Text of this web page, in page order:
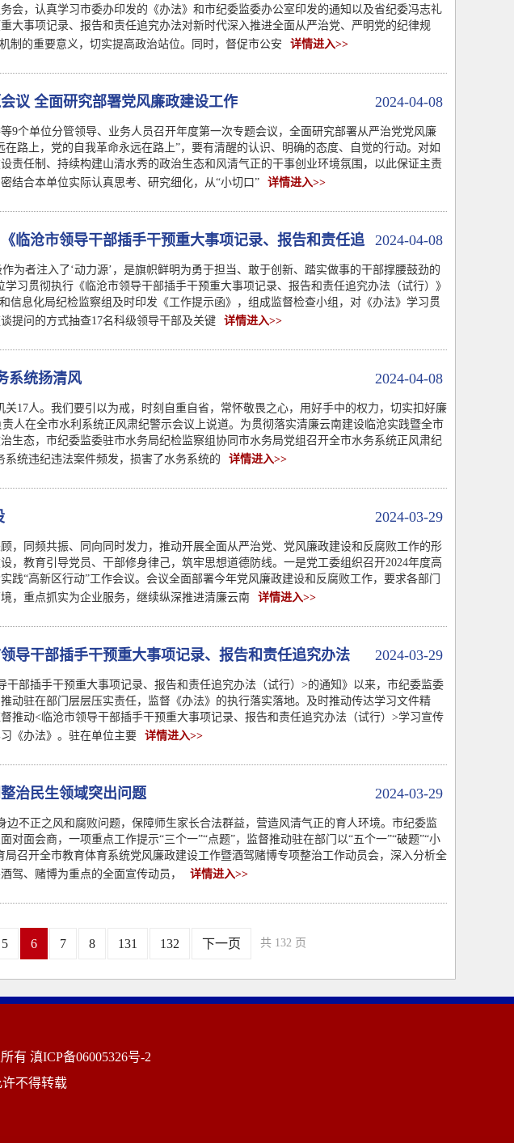
会，认真学习市委办印发的《办法》和市纪委监委办公室印发的通知以及省纪委冯志礼
大事项记录、报告和责任追究办法对新时代深入推进全面从严治党、严明党的纪律规
制的重要意义，切实提高政治站位。同时，督促市公安
详情进入>>
2024-04-08
议 全面研究部署党风廉政建设工作
9个单位分管领导、业务人员召开年度第一次专题会议，全面研究部署从严治党党风廉
路上，党的自我革命永远在路上”，要有清醒的认识、明确的态度、自觉的行动。对如
责任制、持续构建山清水秀的政治生态和风清气正的干事创业环境氛围，以此保证主责
结合本单位实际认真思考、研究细化，从“小切口”
详情进入>>
2024-04-08
临沧市领导干部插手干预重大事项记录、报告和责任追
为者注入了‘动力源’，是旗帜鲜明为勇于担当、敢于创新、踏实做事的干部撑腰鼓劲的
习贯彻执行《临沧市领导干部插手干预重大事项记录、报告和责任追究办法（试行）》
信息化局纪检监察组及时印发《工作提示函》，组成监督检查小组，对《办法》学习贯
提问的方式抽查17名科级领导干部及关键
详情进入>>
2024-04-08
系统扬清风
17人。我们要引以为戒，时刻自重自省，常怀敬畏之心，用好手中的权力，切实扣好廉
人在全市水利系统正风肃纪警示会议上说道。为贯彻落实清廉云南建设临沧实践暨全市
生态，市纪委监委驻市水务局纪检监察组协同市水务局党组召开全市水务系统正风肃纪
统违纪违法案件频发，损害了水务系统的
详情进入>>
2024-03-29
，同频共振、同向同时发力，推动开展全面从严治党、党风廉政建设和反腐败工作的形
，教育引导党员、干部修身律己，筑牢思想道德防线。一是党工委组织召开2024年度高
“高新区行动”工作会议。会议全面部署今年党风廉政建设和反腐败工作，要求各部门
，重点抓实为企业服务，继续纵深推进清廉云南
详情进入>>
2024-03-29
导干部插手干预重大事项记录、报告和责任追究办法
部插手干预重大事项记录、报告和责任追究办法（试行）>的通知》以来，市纪委监委
动驻在部门层层压实责任，监督《办法》的执行落实落地。及时推动传达学习文件精
推动<临沧市领导干部插手干预重大事项记录、报告和责任追究办法（试行）>学习宣传
《办法》。驻在单位主要
详情进入>>
2024-03-29
治民生领域突出问题
边不正之风和腐败问题，保障师生家长合法群益，营造风清气正的育人环境。市纪委监
面会商，一项重点工作提示“三个一”“点题”，监督推动驻在部门以“五个一”“破题”“小
召开全市教育体育系统党风廉政建设工作暨酒驾赌博专项整治工作动员会，深入分析全
驾、赌博为重点的全面宣传动员，
详情进入>>
5 6 7 8 131 132 下一页 共 132 页
有 滇ICP备06005326号-2
许不得转载